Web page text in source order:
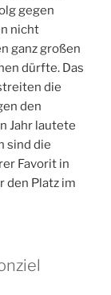
gegen
nicht
ganz großen
dürfte. Das
die
den
Jahr lautete
sind die
Favorit in
den Platz im